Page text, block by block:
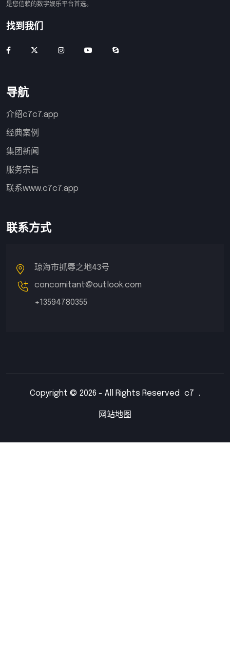
是您信赖的数字娱乐平台首选。
找到我们
导航
介绍c7c7.app
经典案例
集团新闻
服务宗旨
联系www.c7c7.app
联系方式
琼海市抓辱之地43号
concomitant@outlook.com
+13594780355
Copyright © 2026 - All Rights Reserved c7 .
网站地图